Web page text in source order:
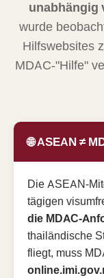
unabhängig
wurde
Hilfswebsites
MDAC-"Hilfe"
🌐 ASEAN ≠
Die ASEAN-
tägigen
die MDAC-
thailändische
fliegt, muss